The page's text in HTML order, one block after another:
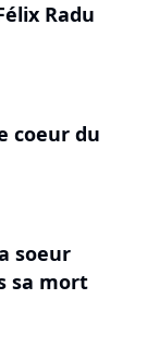
Radu
coeur du
soeur
sa mort